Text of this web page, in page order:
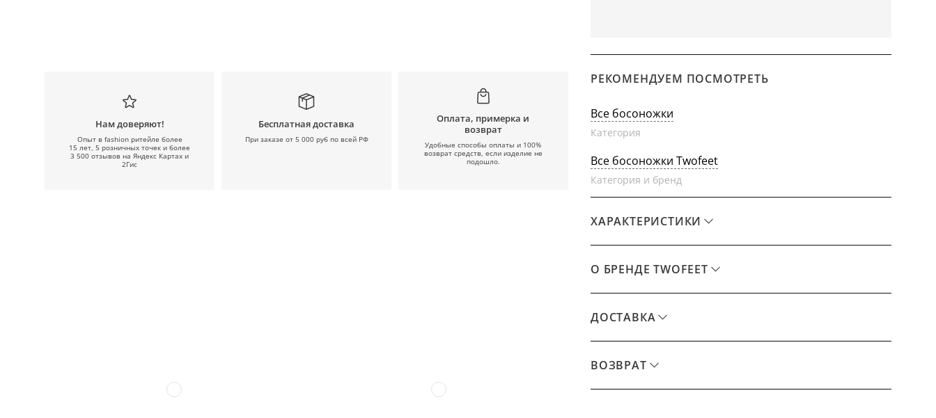
Нам доверяют!
Опыт в fashion ритейле более
15 лет, 5 розничных точек и более
3 500 отзывов на Яндекс Картах и
2Гис
Бесплатная доставка
При заказе от 5 000 руб по всей РФ
Оплата, примерка и
возврат
Удобные способы оплаты и 100%
возврат средств, если изделие не
подошло.
РЕКОМЕНДУЕМ ПОСМОТРЕТЬ
Все босоножки
Категория
Все босоножки Twofeet
Категория и бренд
ХАРАКТЕРИСТИКИ
О БРЕНДЕ TWOFEET
ДОСТАВКА
ВОЗВРАТ